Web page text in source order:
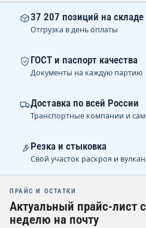
37 207 позиций на складе
Отгрузка в день оплаты
ГОСТ и паспорт качества
Документы на каждую партию
Доставка по всей России
Транспортные компании и
Резка и стыковка
Свой участок раскроя и
ПРАЙС И ОСТАТКИ
Актуальный прайс-лист
неделю на почту